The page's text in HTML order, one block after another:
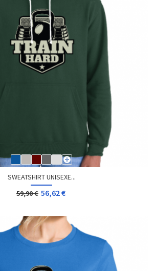
SWEATSHIRT UNISEXE...
59,90 € 56,62 €